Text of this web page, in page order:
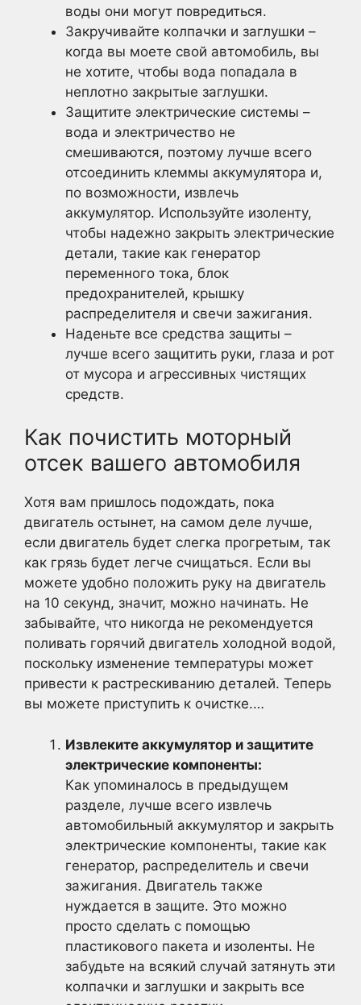
воды они могут повредиться.
Закручивайте колпачки и заглушки –
когда вы моете свой автомобиль, вы
не хотите, чтобы вода попадала в
неплотно закрытые заглушки.
Защитите электрические системы –
вода и электричество не
смешиваются, поэтому лучше всего
отсоединить клеммы аккумулятора и,
по возможности, извлечь
аккумулятор. Используйте изоленту,
чтобы надежно закрыть электрические
детали, такие как генератор
переменного тока, блок
предохранителей, крышку
распределителя и свечи зажигания.
Наденьте все средства защиты –
лучше всего защитить руки, глаза и рот
от мусора и агрессивных чистящих
средств.
Как почистить моторный
отсек вашего автомобиля
Хотя вам пришлось подождать, пока
двигатель остынет, на самом деле лучше,
если двигатель будет слегка прогретым, так
как грязь будет легче счищаться. Если вы
можете удобно положить руку на двигатель
на 10 секунд, значит, можно начинать. Не
забывайте, что никогда не рекомендуется
поливать горячий двигатель холодной водой,
поскольку изменение температуры может
привести к растрескиванию деталей. Теперь
вы можете приступить к очистке.…
Извлеките аккумулятор и защитите
электрические компоненты:
Как упоминалось в предыдущем
разделе, лучше всего извлечь
автомобильный аккумулятор и закрыть
электрические компоненты, такие как
генератор, распределитель и свечи
зажигания. Двигатель также
нуждается в защите. Это можно
просто сделать с помощью
пластикового пакета и изоленты. Не
забудьте на всякий случай затянуть эти
колпачки и заглушки и закрыть все